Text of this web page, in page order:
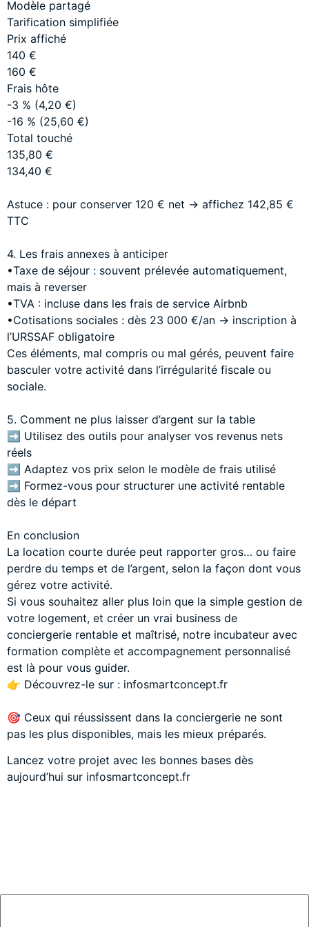
Modèle partagé
Tarification simplifiée
Prix affiché
140 €
160 €
Frais hôte
-3 % (4,20 €)
-16 % (25,60 €)
Total touché
135,80 €
134,40 €
Astuce : pour conserver 120 € net → affichez 142,85 €
TTC
4. Les frais annexes à anticiper
•Taxe de séjour : souvent prélevée automatiquement,
mais à reverser
•TVA : incluse dans les frais de service Airbnb
•Cotisations sociales : dès 23 000 €/an → inscription à
l’URSSAF obligatoire
Ces éléments, mal compris ou mal gérés, peuvent faire
basculer votre activité dans l’irrégularité fiscale ou
sociale.
5. Comment ne plus laisser d’argent sur la table
➡️ Utilisez des outils pour analyser vos revenus nets
réels
➡️ Adaptez vos prix selon le modèle de frais utilisé
➡️ Formez-vous pour structurer une activité rentable
dès le départ
En conclusion
La location courte durée peut rapporter gros… ou faire
perdre du temps et de l’argent, selon la façon dont vous
gérez votre activité.
Si vous souhaitez aller plus loin que la simple gestion de
votre logement, et créer un vrai business de
conciergerie rentable et maîtrisé, notre incubateur avec
formation complète et accompagnement personnalisé
est là pour vous guider.
👉 Découvrez-le sur : infosmartconcept.fr
🎯 Ceux qui réussissent dans la conciergerie ne sont
pas les plus disponibles, mais les mieux préparés.
Lancez votre projet avec les bonnes bases dès
aujourd’hui sur infosmartconcept.fr